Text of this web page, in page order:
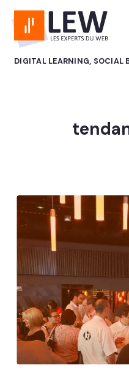
DIGITAL LEARNING, SOCIAL